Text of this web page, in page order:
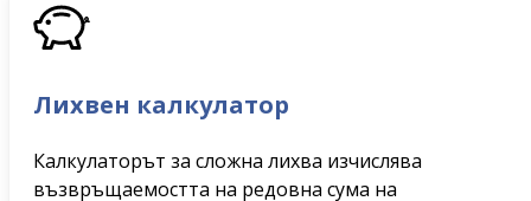
Лихвен калкулатор
Калкулаторът за сложна лихва изчислява
възвръщаемостта на редовна сума на